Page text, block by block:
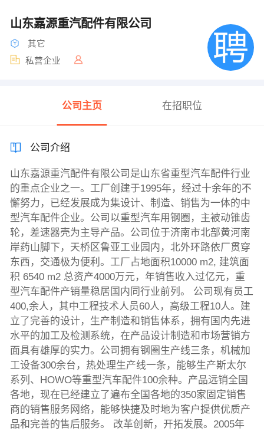
山东嘉源重汽配件有限公司
其它
私营企业
公司主页 在招职位
公司介绍
山东嘉源重汽配件有限公司是山东省重型汽车配件行业
的重点企业之一。工厂创建于1995年，经过十余年的不
懈努力，已经发展成为集设计、制造、销售为一体的中
型汽车配件企业。公司以重型汽车用钢圈，主被动锥齿
轮，差速器壳为主导产品。公司位于济南市北部黄河南
岸药山脚下，天桥区鲁亚工业园内，北外环路依厂贯穿
东西，交通极为便利。工厂占地面积10000 m2, 建筑面
积 6540 m2 总资产4000万元，年销售收入过亿元，重
型汽车配件产销量稳居国内同行业前列。 公司现有员工
400,余人，其中工程技术人员60人，高级工程10人。建
立了完善的设计，生产制造和销售体系，拥有国内先进
水平的加工及检测系统，在产品设计制造和市场营销方
面具有雄厚的实力。公司拥有钢圈生产线三条，机械加
工设备300余台，热处理生产线一条，能够生产斯太尔
系列、HOWO等重型汽车配件100余种。产品远销全国
各地，现在已经建立了遍布全国各地的350家固定销售
商的销售服务网络，能够快捷及时地为客户提供优质产
品和完善的售后服务。 改革创新，开拓发展。2005年